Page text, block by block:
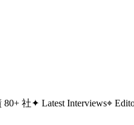
社✦ Latest Interviews⌖